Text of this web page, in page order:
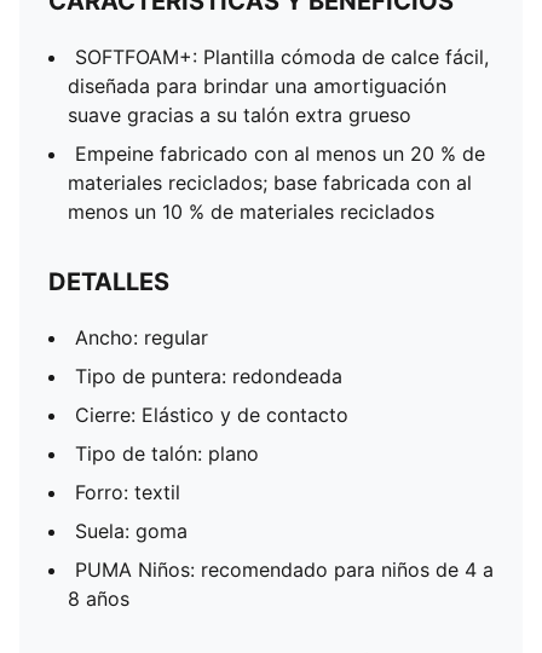
SOFTFOAM+: Plantilla cómoda de calce fácil,
diseñada para brindar una amortiguación
suave gracias a su talón extra grueso
Empeine fabricado con al menos un 20 % de
materiales reciclados; base fabricada con al
menos un 10 % de materiales reciclados
DETALLES
Ancho: regular
Tipo de puntera: redondeada
Cierre: Elástico y de contacto
Tipo de talón: plano
Forro: textil
Suela: goma
PUMA Niños: recomendado para niños de 4 a
8 años